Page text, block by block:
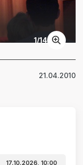
1/14
21.04.2010
17.10.2026, 10:00